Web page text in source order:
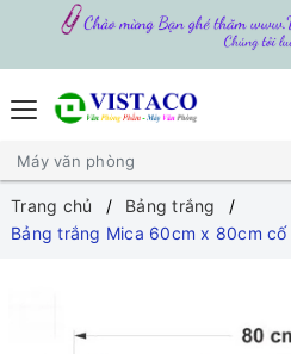
Trang chủ
Bảng trắng
Bảng trắng Mica 60cm x 80cm cố